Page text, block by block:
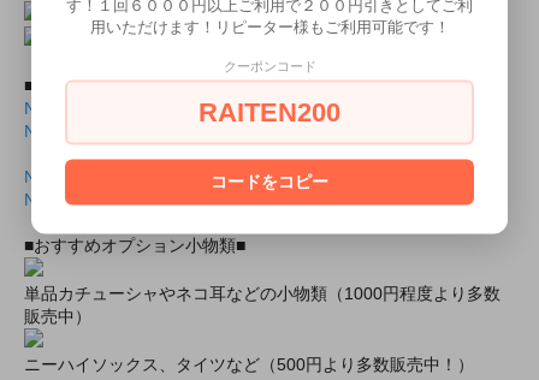
■商品封入用画像■
NH1012六本木メイド表面.jlb
NH1012六本木メイド表面.pdf
NH1012六本木メイド裏面.jlb
NH1012六本木メイド裏面.pdf
■おすすめオプション小物類■
単品カチューシャやネコ耳などの小物類（1000円程度より多数
販売中）
ニーハイソックス、タイツなど（500円より多数販売中！）
す！１回６０００円以上ご利用で２００円引きとしてご利
用いただけます！リピーター様もご利用可能です！
クーポンコード
RAITEN200
コードをコピー